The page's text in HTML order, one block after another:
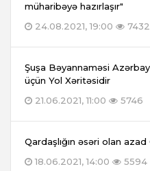
müharibəyə hazırlaşır"
24.08.2021, 19:00
7432
Şuşa Bəyannaməsi
üçün Yol Xəritəsidir
21.06.2021, 11:00
5746
Qardaşlığın əsəri olan
18.06.2021, 14:00
5594